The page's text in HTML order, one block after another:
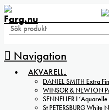
Navigation
AKVARELL
DANIEL SMITH Extra
WINSOR & NEWTON
SENNELIER
St PETERSBURG White